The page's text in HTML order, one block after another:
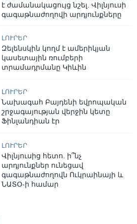
է ժամանակացույց նշել. Վիլնյուսի
գագաթնաժողովի արդյունքները
ԼՈՒՐԵՐ
Զելենսկին կողմ է ամերիկյան
կասետային ռումբերի
տրամադրմանը Կիևին
ԼՈՒՐԵՐ
Նախագահ Բայդենի եվրոպական
շրջագայության վերջին կետը
Ֆինլանդիան էր
ԼՈՒՐԵՐ
Վիլնյուսից հետո. ի՞նչ
արդյունքներ ունեցավ
գագաթնաժողովն Ուկրաինայի և
ՆԱՏՕ-ի համար